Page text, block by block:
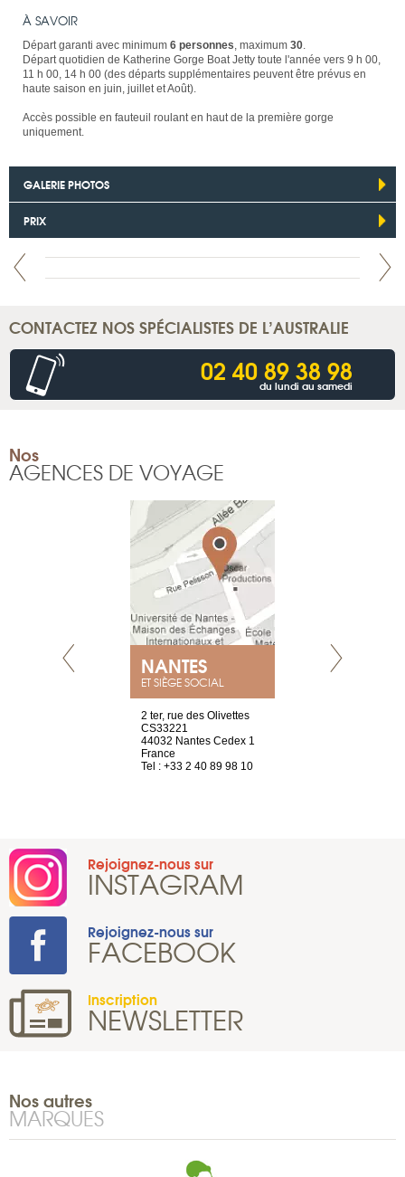
À SAVOIR
Départ garanti avec minimum 6 personnes, maximum 30.
Départ quotidien de Katherine Gorge Boat Jetty toute l'année vers 9 h 00,
11 h 00, 14 h 00 (des départs supplémentaires peuvent être prévus en
haute saison en juin, juillet et Août).
Accès possible en fauteuil roulant en haut de la première gorge
uniquement.
GALERIE PHOTOS
PRIX
CONTACTEZ NOS SPÉCIALISTES DE L’AUSTRALIE
02 40 89 38 98
du lundi au samedi
Nos
AGENCES DE VOYAGE
NANTES
ET SIÈGE SOCIAL
2 ter, rue des Olivettes
CS33221
44032 Nantes Cedex 1
France
Tel : +33 2 40 89 98 10
Rejoignez-nous sur
INSTAGRAM
Rejoignez-nous sur
FACEBOOK
Inscription
NEWSLETTER
Nos autres
MARQUES